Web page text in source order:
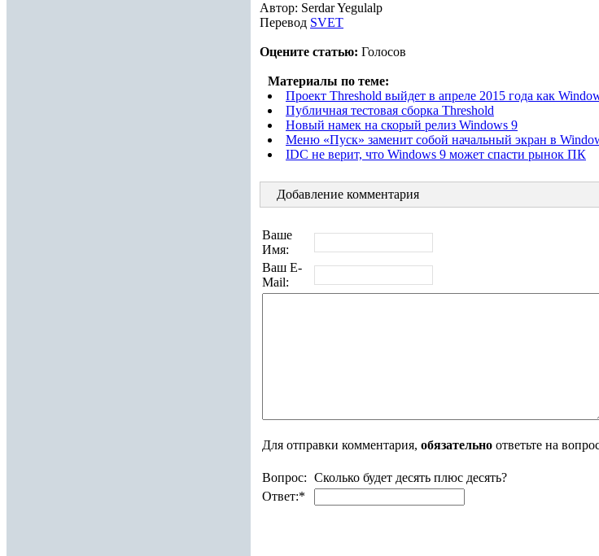
Автор: Serdar Yegulalp
Перевод SVET
Оцените статью: Голосов
Материалы по теме:
Проект Threshold выйдет в апреле 2015 года как
Публичная тестовая сборка Threshold
Новый намек на скорый релиз Windows 9
Меню «Пуск» заменит собой начальный экран в
IDC не верит, что Windows 9 может спасти рынок ПК
Добавление комментария
Ваше
Имя:
Ваш E-
Mail:
Для отправки комментария, обязательно ответьте на
Вопрос: Сколько будет десять плюс десять?
Ответ:*